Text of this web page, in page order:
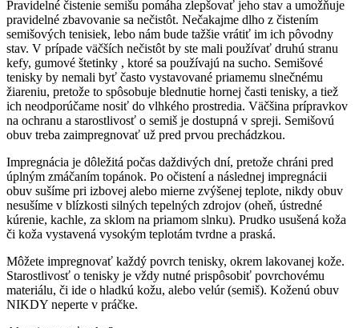
Pravidelné čistenie semišu pomáha zlepšovať jeho stav a umožňuje
pravidelné zbavovanie sa nečistôt. Nečakajme dlho z čistením
semišových tenisiek, lebo nám bude tažšie vrátiť im ich pôvodny
stav. V prípade väčších nečistôt by ste mali používať druhú stranu
kefy, gumové štetinky , ktoré sa používajú na sucho. Semišové
tenisky by nemali byť často vystavované priamemu slnečnému
žiareniu, pretože to spôsobuje blednutie hornej časti tenisky, a tiež
ich neodporúčame nosiť do vlhkého prostredia. Väčšina prípravkov
na ochranu a starostlivosť o semiš je dostupná v spreji. Semišovú
obuv treba zaimpregnovať už pred prvou prechádzkou.
Impregnácia je dôležitá počas daždivých dní, pretože chráni pred
úplným zmáčaním topánok. Po očistení a následnej impregnácii
obuv sušíme pri izbovej alebo mierne zvýšenej teplote, nikdy obuv
nesušíme v blízkosti silných tepelných zdrojov (oheň, ústredné
kúrenie, kachle, za sklom na priamom slnku). Prudko usušená koža
či koža vystavená vysokým teplotám tvrdne a praská.
Môžete impregnovať každý povrch tenisky, okrem lakovanej kože.
Starostlivosť o tenisky je vždy nutné prispôsobiť povrchovému
materiálu, či ide o hladkú kožu, alebo velúr (semiš). Koženú obuv
NIKDY neperte v práčke.